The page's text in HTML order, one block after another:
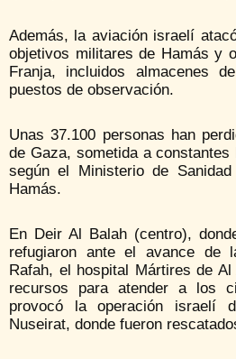
Además, la aviación israelí
objetivos militares de Hamás y
Franja, incluidos almacenes
puestos de observación.
Unas 37.100 personas han
de Gaza, sometida a constantes
según el Ministerio de
Hamás.
En Deir Al Balah (centro),
refugiaron ante el avance de
Rafah, el hospital Mártires de
recursos para atender a los
provocó la operación israelí
Nuseirat, donde fueron